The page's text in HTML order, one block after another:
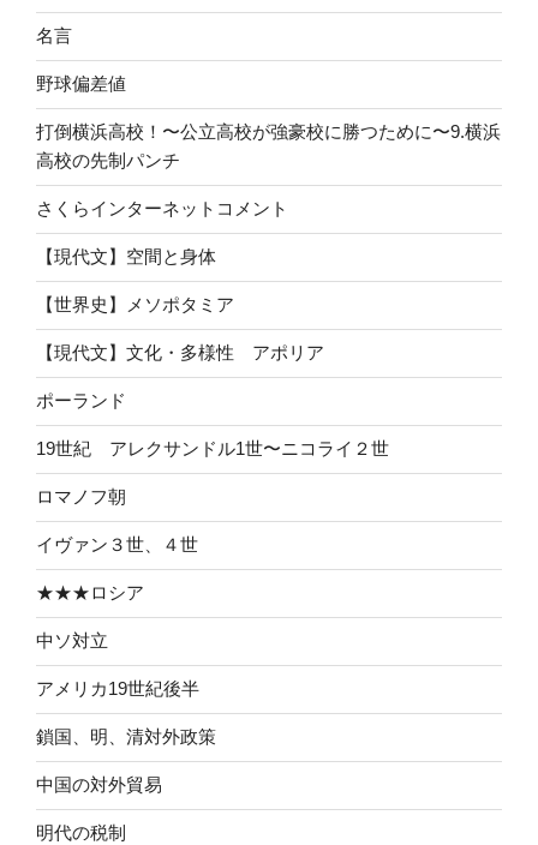
名言
野球偏差値
打倒横浜高校！〜公立高校が強豪校に勝つために〜9.横浜
高校の先制パンチ
さくらインターネットコメント
【現代文】空間と身体
【世界史】メソポタミア
【現代文】文化・多様性 アポリア
ポーランド
19世紀 アレクサンドル1世〜ニコライ２世
ロマノフ朝
イヴァン３世、４世
★★★ロシア
中ソ対立
アメリカ19世紀後半
鎖国、明、清対外政策
中国の対外貿易
明代の税制